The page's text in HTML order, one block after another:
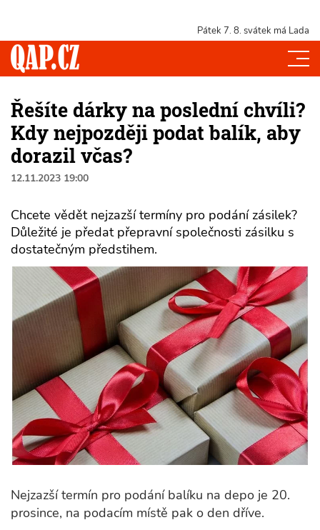
Pátek 7. 8. svátek má Lada
Řešíte dárky na poslední chvíli?
Kdy nejpozději podat balík, aby
dorazil včas?
12.11.2023 19:00
Chcete vědět nejzazší termíny pro podání zásilek?
Důležité je předat přepravní společnosti zásilku s
dostatečným předstihem.
Nejzazší termín pro podání balíku na depo je 20.
prosince, na podacím místě pak o den dříve.